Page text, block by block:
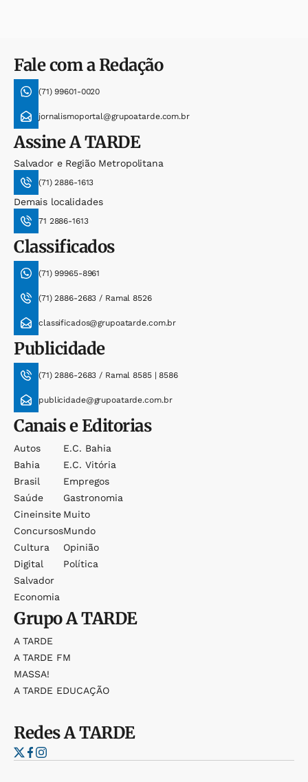
Fale com a Redação
(71) 99601-0020
jornalismoportal@grupoatarde.com.br
AssineA TARDE
Salvador e Região Metropolitana
(71) 2886-1613
Demais localidades
71 2886-1613
Classificados
(71) 99965-8961
(71) 2886-2683 / Ramal 8526
classificados@grupoatarde.com.br
Publicidade
(71) 2886-2683 / Ramal 8585 | 8586
publicidade@grupoatarde.com.br
Canais e Editorias
Autos
Bahia
Brasil
Saúde
Cineinsite
Concursos
Cultura
Digital
Salvador
Economia
E.c. Bahia
E.c. Vitória
Empregos
Gastronomia
Muito
Mundo
Opinião
Política
GrupoA TARDE
A TARDE
A TARDE FM
MASSA!
A TARDE EDUCAÇÃO
RedesA TARDE